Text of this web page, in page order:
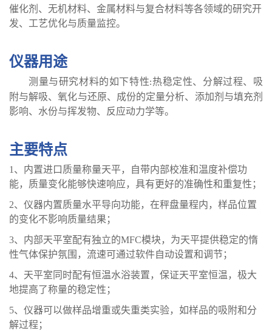
催化剂、无机材料、金属材料与复合材料等各领域的研究开
发、工艺优化与质量监控。
仪器用途
测量与研究材料的如下特性:热稳定性、分解过程、吸
附与解吸、氧化与还原、成份的定量分析、添加剂与填充剂
影响、水份与挥发物、反应动力学等。
主要特点
1、 内置进口质量称量天平， 自带内部校准和温度补偿功
能， 质量变化能够快速响应， 具有更好的准确性和重复性 ；
2、 仪器内置质量水平导向功能，在秤盘量程内，样品位置
的变化不影响质量结果；
3、 内部天平室配有独立的MFC模块，为天平提供稳定的惰
性气体保护氛围，流速可通过软件自动设置和调节；
4、 天平室同时配有恒温水浴装置，保证天平室恒温，极大
地提高了称量的稳定性；
5、 仪器可以做样品增重或失重类实验，如样品的吸附和分
解过程；